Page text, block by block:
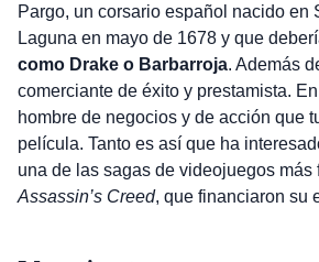
Pargo, un corsario español nacido en
Laguna en mayo de 1678 y que
como Drake o Barbarroja. Además
comerciante de éxito y prestamista.
hombre de negocios y de acción que
película. Tanto es así que ha
una de las sagas de videojuegos más
Assassin’s Creed, que financiaron su